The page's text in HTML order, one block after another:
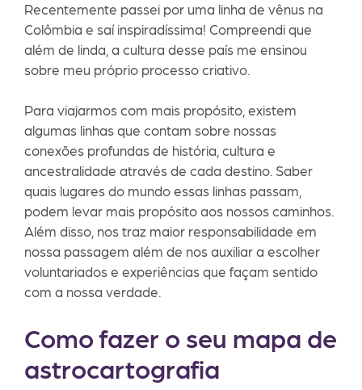
Recentemente passei por uma linha de vênus na
Colômbia e saí inspiradíssima! Compreendi que
além de linda, a cultura desse país me ensinou
sobre meu próprio processo criativo.
Para viajarmos com mais propósito, existem
algumas linhas que contam sobre nossas
conexões profundas de história, cultura e
ancestralidade através de cada destino. Saber
quais lugares do mundo essas linhas passam,
podem levar mais propósito aos nossos caminhos.
Além disso, nos traz maior responsabilidade em
nossa passagem além de nos auxiliar a escolher
voluntariados e experiências que façam sentido
com a nossa verdade.
Como fazer o seu mapa de
astrocartografia